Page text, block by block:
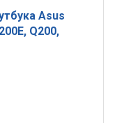
Asus
Q200,